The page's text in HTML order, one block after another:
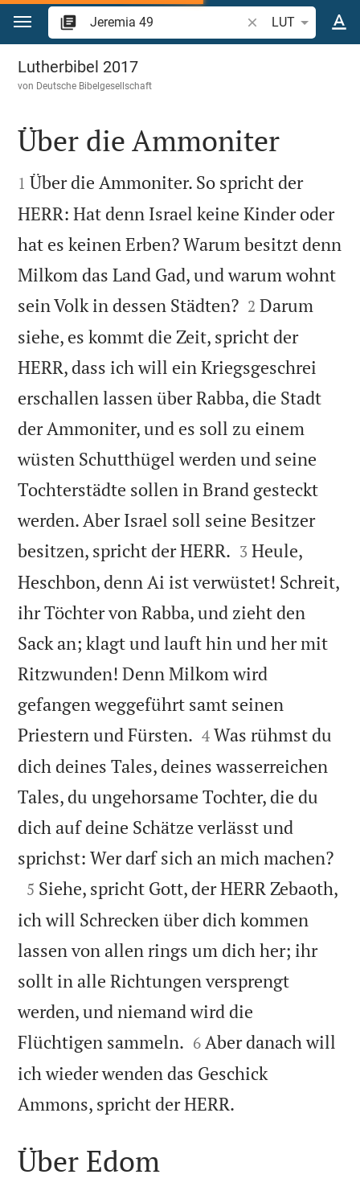
Zum Inhalt springen
Bibelstelle oder
LUT
Jeremia 49
Lutherbibel 2017
von Deutsche Bibelgesellschaft

Über die Ammoniter

1 Über die Ammoniter. So spricht der
HERR: Hat denn Israel keine Kinder oder
hat es keinen Erben? Warum besitzt denn
Milkom das Land Gad, und warum wohnt
sein Volk in dessen Städten?
2 Darum
siehe, es kommt die Zeit, spricht der
HERR, dass ich will ein Kriegsgeschrei
erschallen lassen über Rabba, die Stadt
der Ammoniter, und es soll zu einem
wüsten Schutthügel werden und seine
Tochterstädte sollen in Brand gesteckt
werden. Aber Israel soll seine Besitzer
besitzen, spricht der HERR. 

3 Heule,
Heschbon, denn Ai ist verwüstet! Schreit,
ihr Töchter von Rabba, und zieht den
Sack an; klagt und lauft hin und her mit
Ritzwunden! Denn Milkom wird
gefangen weggeführt samt seinen
Priestern und Fürsten. 

4 Was rühmst du
dich deines Tales, deines wasserreichen
Tales, du ungehorsame Tochter, die du
dich auf deine Schätze verlässt und
sprichst: Wer darf sich an mich machen?

5 Siehe, spricht Gott, der HERR Zebaoth,
ich will Schrecken über dich kommen
lassen von allen rings um dich her; ihr
sollt in alle Richtungen versprengt
werden, und niemand wird die
Flüchtigen sammeln. 

6 Aber danach will
ich wieder wenden das Geschick
Ammons, spricht der HERR.
Über Edom